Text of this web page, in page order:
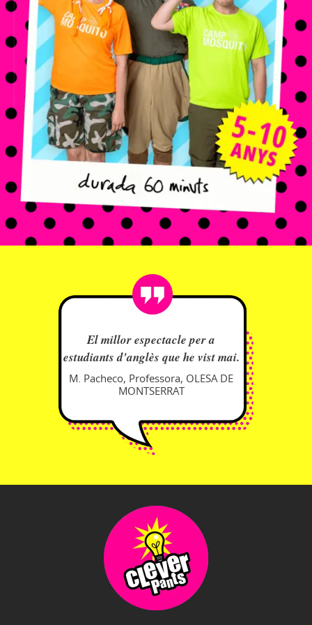
El millor espectacle per a
estudiants d'anglès que he vist mai.
M. Pacheco, Professora, OLESA DE
MONTSERRAT